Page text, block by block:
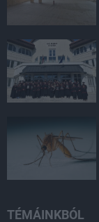
TÉMÁINKBÓL